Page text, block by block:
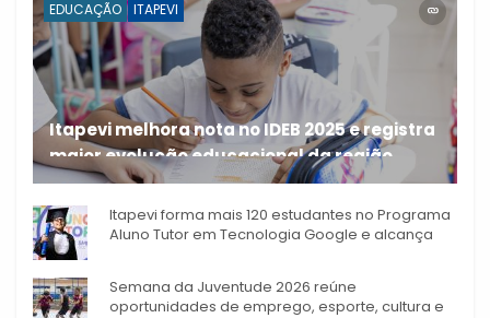
EDUCAÇÃO ITAPEVI
Itapevi melhora nota no IDEB 2025 e registra
maior evolução educacional da região
A rede municipal de ensino
Itapevi forma mais 120 estudantes no Programa
Aluno Tutor em Tecnologia Google e alcança
Semana da Juventude 2026 reúne
oportunidades de emprego, esporte, cultura e